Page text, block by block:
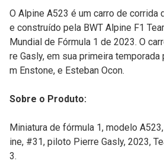
O Alpine A523 é um carro de corrida
e construído pela BWT Alpine F1
Mundial de Fórmula 1 de 2023. O
re Gasly, em sua primeira
m Enstone, e Esteban Ocon.
Sobre o Produto:
Miniatura de fórmula 1, modelo
ine, #31, piloto Pierre Gasly, 2023,
3.